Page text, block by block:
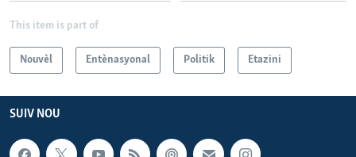
This item is part of
Nouvèl Entènasyonal Politik Etazini
SUIV NOU